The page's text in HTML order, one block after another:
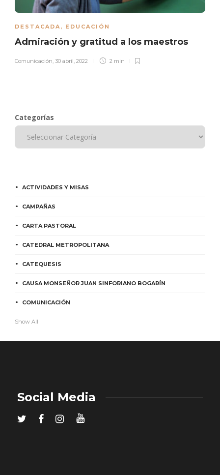
DESTACADA, EDUCACIÓN
Admiración y gratitud a los maestros
Comunicación, 30 abril, 2022 2 min
Categorías
ACTIVIDADES Y MISAS
CAMPAÑAS
CARTA PASTORAL
CATEDRAL METROPOLITANA
CATEQUESIS
CAUSA MONSEÑOR JUAN SINFORIANO BOGARÍN
COMUNICACIÓN
Show All
Social Media